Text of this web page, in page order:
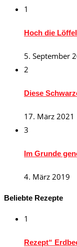
1
Hoch die
5. September
2
Diese
17. März 2021
3
Im Grunde
4. März 2019
Beliebte Rezepte
1
Rezept“